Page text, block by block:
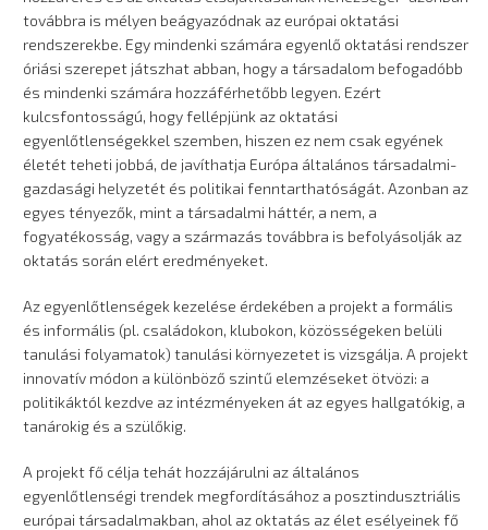
továbbra is mélyen beágyazódnak az európai oktatási
rendszerekbe. Egy mindenki számára egyenlő oktatási rendszer
óriási szerepet játszhat abban, hogy a társadalom befogadóbb
és mindenki számára hozzáférhetőbb legyen. Ezért
kulcsfontosságú, hogy fellépjünk az oktatási
egyenlőtlenségekkel szemben, hiszen ez nem csak egyének
életét teheti jobbá, de javíthatja Európa általános társadalmi-
gazdasági helyzetét és politikai fenntarthatóságát. Azonban az
egyes tényezők, mint a társadalmi háttér, a nem, a
fogyatékosság, vagy a származás továbbra is befolyásolják az
oktatás során elért eredményeket.
Az egyenlőtlenségek kezelése érdekében a projekt a formális
és informális (pl. családokon, klubokon, közösségeken belüli
tanulási folyamatok) tanulási környezetet is vizsgálja. A projekt
innovatív módon a különböző szintű elemzéseket ötvözi: a
politikáktól kezdve az intézményeken át az egyes hallgatókig, a
tanárokig és a szülőkig.
A projekt fő célja tehát hozzájárulni az általános
egyenlőtlenségi trendek megfordításához a posztindusztriális
európai társadalmakban, ahol az oktatás az élet esélyeinek fő